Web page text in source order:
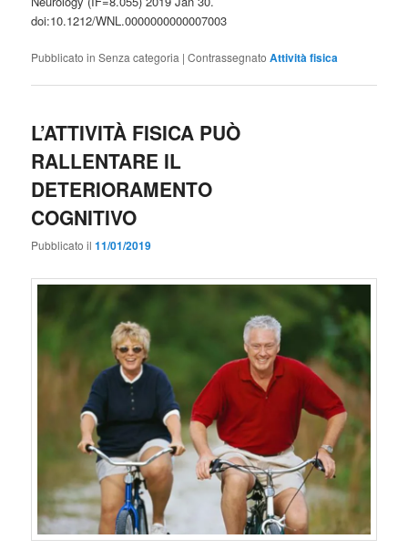
doi:10.1212/WNL.0000000000007003
Pubblicato in Senza categoria |Contrassegnato Attività fisica
L’ATTIVITÀ FISICA PUÒ
RALLENTARE IL
DETERIORAMENTO
COGNITIVO
Pubblicato il11/01/2019